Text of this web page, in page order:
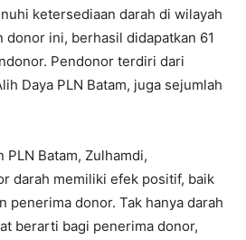
ketersediaan darah di wilayah
donor ini, berhasil didapatkan 61
Pendonor terdiri dari
Daya PLN Batam, juga sejumlah
Batam, Zulhamdi,
darah memiliki efek positif, baik
penerima donor. Tak hanya darah
berarti bagi penerima donor,